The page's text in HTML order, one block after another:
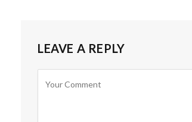
LEAVE A REPLY